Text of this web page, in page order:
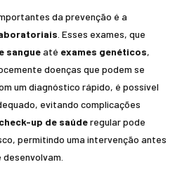
da prevenção é a
. Esses exames, que
sangueaté exames genéticos,
doenças que podem se
um diagnóstico rápido, é possível
evitando complicações
check-up de saúderegular pode
permitindo uma intervenção antes